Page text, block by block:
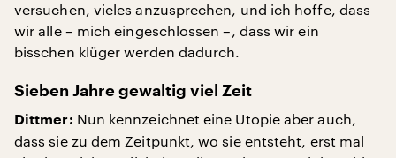
versuchen, vieles anzusprechen, und ich hoffe, dass
wir alle – mich eingeschlossen –, dass wir ein
bisschen klüger werden dadurch.
Sieben Jahre gewaltig viel Zeit
Dittmer: Nun kennzeichnet eine Utopie aber auch,
dass sie zu dem Zeitpunkt, wo sie entsteht, erst mal